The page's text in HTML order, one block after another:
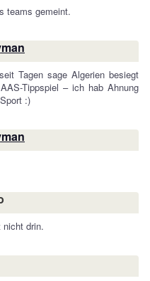
teams gemeint.
Tagen sage Algerien besiegt
Tippspiel – ich hab Ahnung
:)
nicht drin.